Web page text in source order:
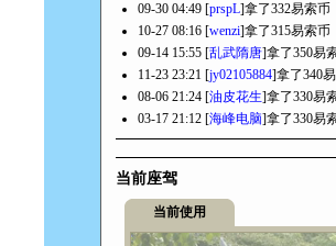
09-30 04:49 [prspL]拿了332易索币
10-27 08:16 [wenzi]拿了315易索币
09-14 15:55 [乱武隋唐]拿了350易
11-23 23:21 [jy02105884]拿了340
08-06 21:24 [油皮花生]拿了330易
03-17 21:12 [海峰电脑]拿了330易
当前座驾
当前使用